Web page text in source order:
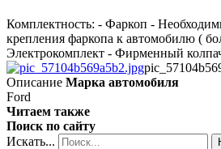
Комплектность: - Фаркоп -
крепления фаркопа к автомобилю (
Электрокомплект - Фирменный
Описание Марка автомобиля
Ford
Читаем также
Поиск по сайту
Искать...